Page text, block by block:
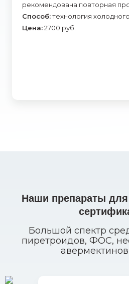
рекомендована повторная
Способ:технология
Цена:2700 руб.
Наши препараты для
Большой спектр
пиретроидов, ФОС,